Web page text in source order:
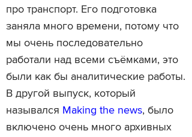
про транспорт. Его подготовка
заняла много времени, потому что
мы очень последовательно
работали над всеми съёмками, это
были как бы аналитические работы.
В другой выпуск, который
назывался Making the news, было
включено очень много архивных